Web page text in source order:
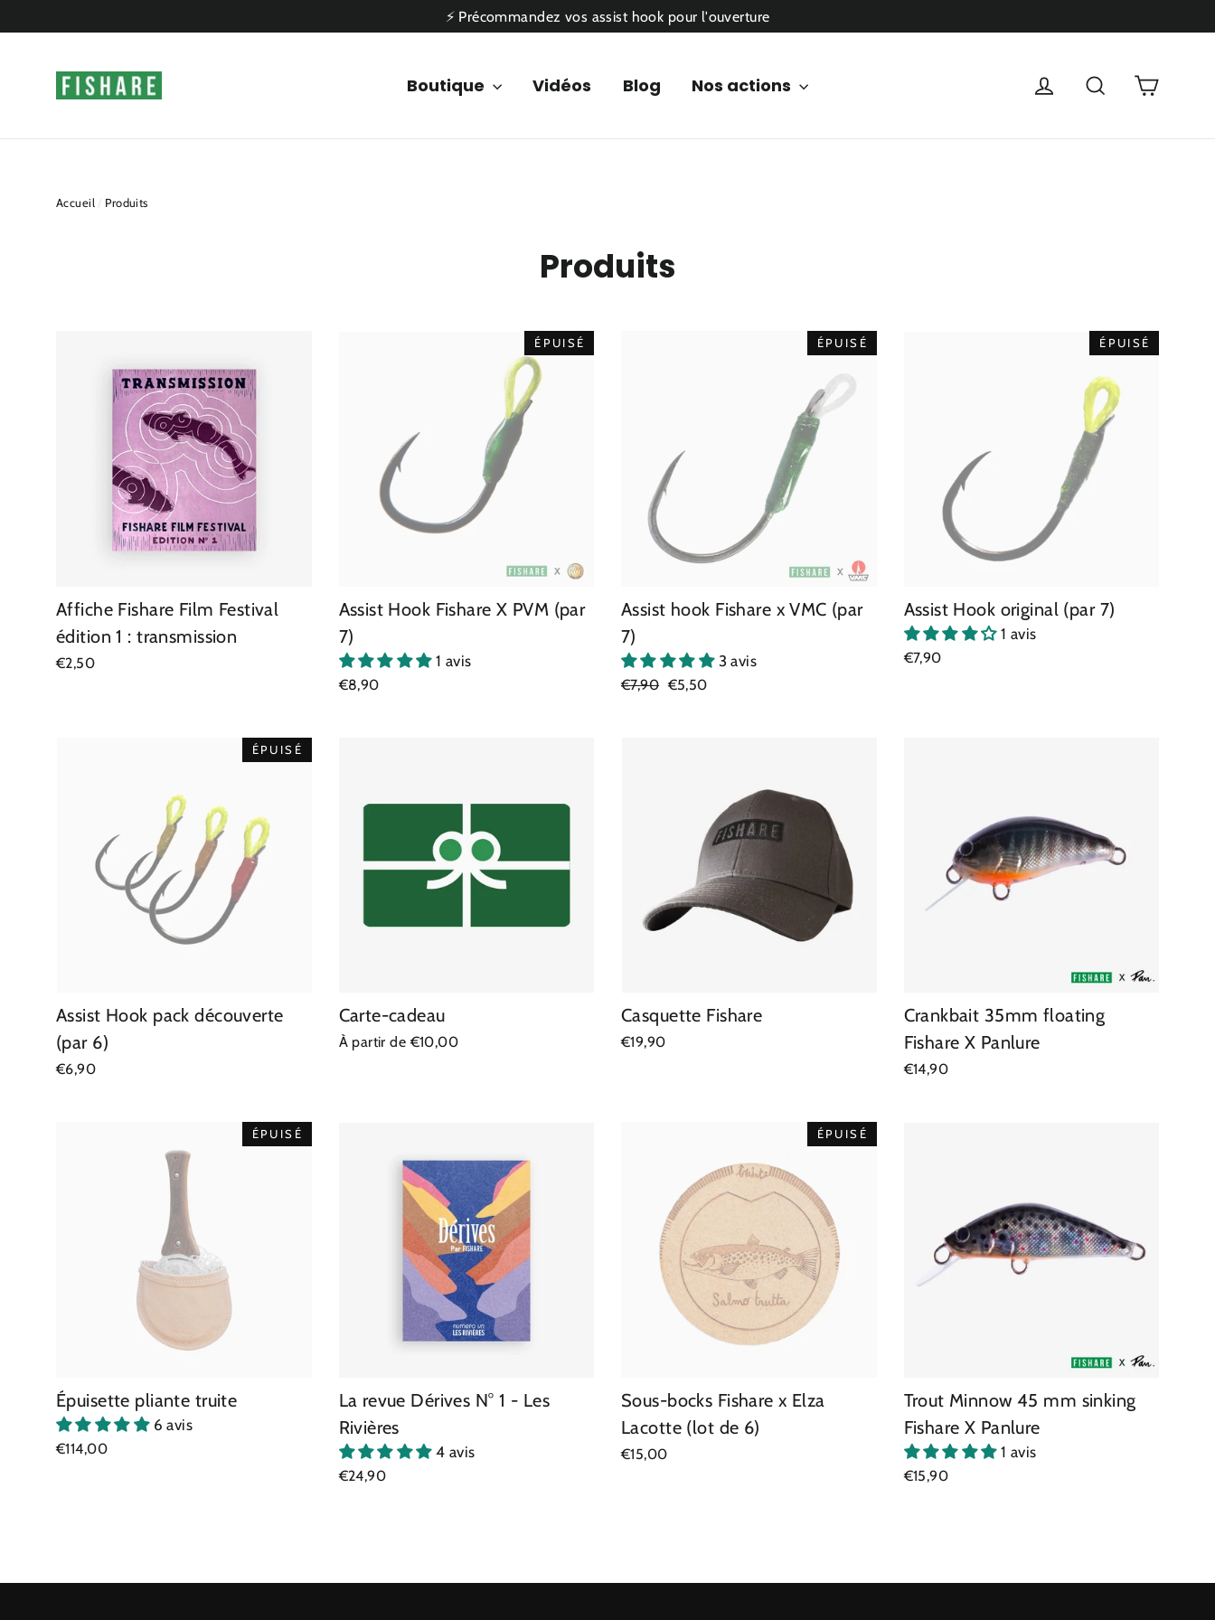
au
⚡ Précommandez vos assist hook pour l'ouverture
Boutique Vidéos Blog Nos actions Se connecterRechercher
Accueil / Produits
Produits
Affiche Fishare Film Festival
édition 1 : transmission
€2,50
ÉPUISÉ
Assist Hook Fishare X PVM (par
7)
1 avis
€8,90
ÉPUISÉ
Assist hook Fishare x VMC (par
7)
3 avis
Prix
€7,90 Prix
€5,50
ÉPUISÉ
Assist Hook original (par 7)
1 avis
€7,90
ÉPUISÉ
Assist Hook pack découverte
(par 6)
€6,90
Carte-cadeau
À partir de €10,00
Casquette Fishare
€19,90
Crankbait 35mm floating
Fishare X Panlure
€14,90
ÉPUISÉ
Épuisette pliante truite
6 avis
€114,00
La revue Dérives N° 1 - Les
Rivières
4 avis
€24,90
ÉPUISÉ
Sous-bocks Fishare x Elza
Lacotte (lot de 6)
€15,00
Trout Minnow 45 mm sinking
Fishare X Panlure
1 avis
€15,90